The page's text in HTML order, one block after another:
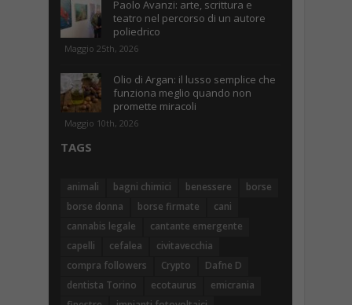
Paolo Avanzi: arte, scrittura e
teatro nel percorso di un autore
poliedrico
Maggio 25th, 2026
Olio di Argan: il lusso semplice che
funziona meglio quando non
promette miracoli
Maggio 10th, 2026
TAGS
animali bagni chimici benessere
borse
borse donna
borse firmate
cani
cannabis legale
cantante emergente
capelli
cefalea
civitavecchia
compra followers
Crypto
Dafne D
dentista Torino
ecotaurus
emicrania